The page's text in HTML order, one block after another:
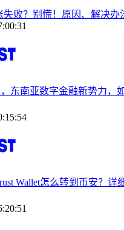
失败？别慌！原因、解决办
东南亚数字金融新势力，
Wallet怎么转到币安？详